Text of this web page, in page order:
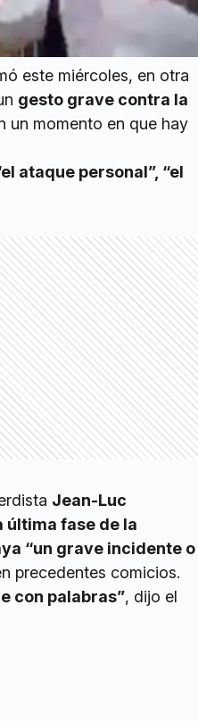
este miércoles, en otra
gesto grave contra la
un momento en que hay
ataque personal”, “el
Jean-Luc
última fase de la
“un grave incidente o
precedentes comicios.
con palabras”, dijo el